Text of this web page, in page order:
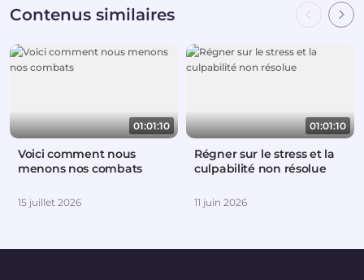
Contenus similaires
01:01:10
Voici comment nous
menons nos combats
15 juillet 2026
01:01:10
Régner sur le stress et la
culpabilité non résolue
11 juin 2026